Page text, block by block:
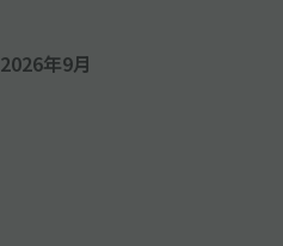
2026年9月